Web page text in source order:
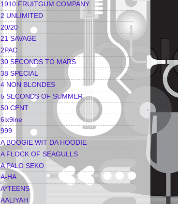
1910 FRUITGUM COMPANY
2 UNLIMITED
20/20
21 SAVAGE
2PAC
30 SECONDS TO MARS
38 SPECIAL
4 NON BLONDES
5 SECONDS OF SUMMER
50 CENT
6ix9ine
999
A BOOGIE WIT DA HOODIE
A FLOCK OF SEAGULLS
A PALO SEKO
A-HA
A*TEENS
AALIYAH